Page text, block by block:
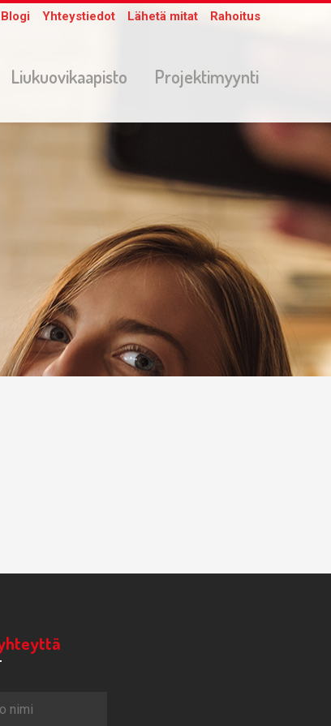
Blogi Yhteystiedot Lähetä mitat Rahoitus
Liukuovikaapisto Projektimyynti